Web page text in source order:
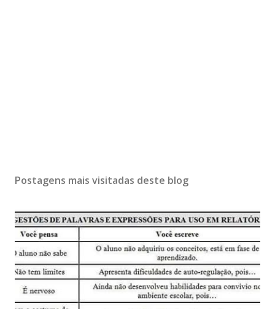
Postagens mais visitadas deste blog